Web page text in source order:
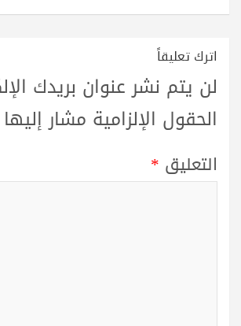
اترك تعليقاً
لن يتم نشر عنوان بريدك
الحقول الإلزامية مشار إليها
التعليق *